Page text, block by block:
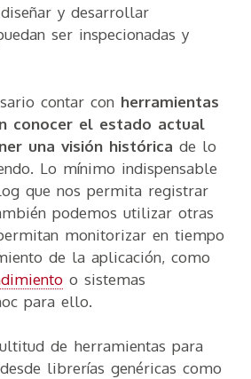
y desarrollar
ser inspecionadas y
contar con herramientas
conocer el estado actual
una visión histórica de lo
Lo mínimo indispensable
que nos permita registrar
podemos utilizar otras
monitorizar en tiempo
de la aplicación, como
o sistemas
para ello.
de herramientas para
librerías genéricas como